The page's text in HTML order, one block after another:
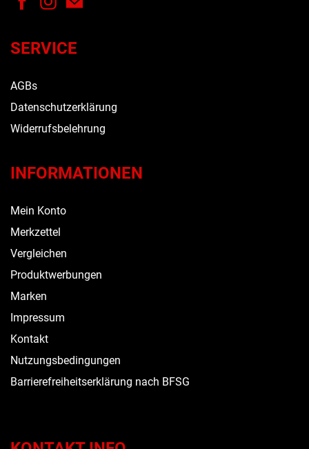
SERVICE
AGBs
Datenschutzerklärung
Widerrufsbelehrung
INFORMATIONEN
Mein Konto
Merkzettel
Vergleichen
Produktwerbungen
Marken
Impressum
Kontakt
Nutzungsbedingungen
Barrierefreiheitserklärung nach BFSG